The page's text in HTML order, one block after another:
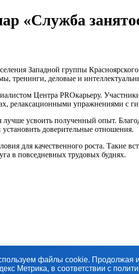
«Служба
Западной группы
тренинги, деловые и
Центра PROкарьеру.
релаксационными упражнениями с
усвоить полученный опыт.
доверительные отношения.
для качественного роста. Такие
в повседневных трудовых буднях.
файлы cookie. Продолжая
Метрика, в соответствии с